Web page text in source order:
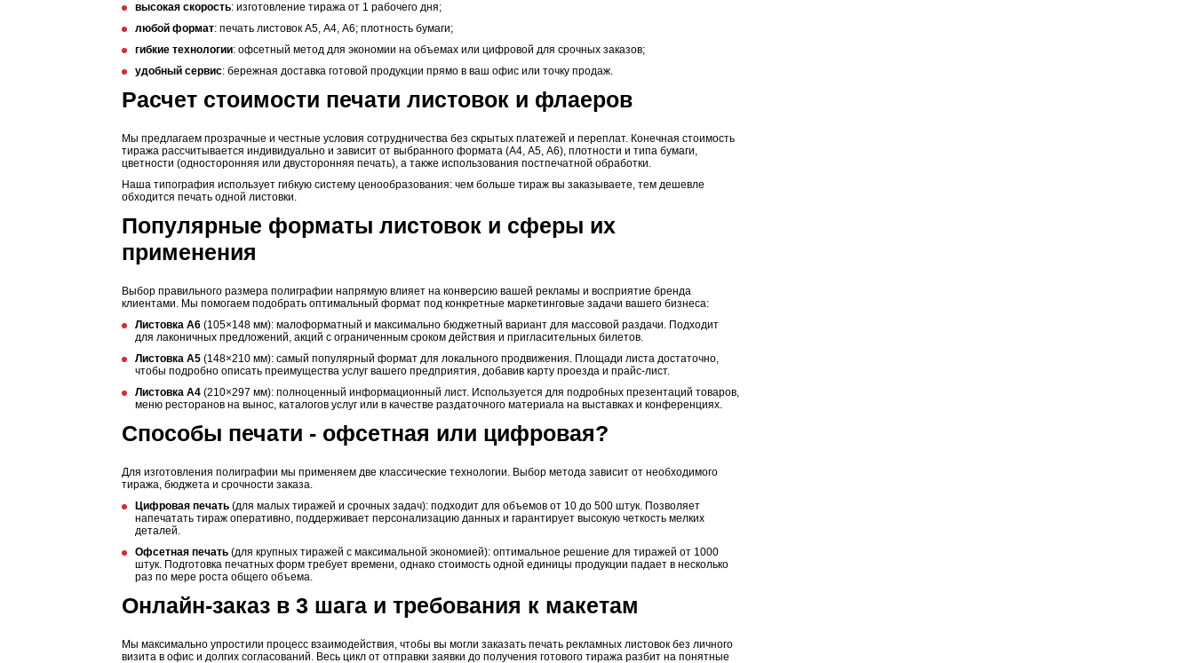
высокая скорость: изготовление тиража от 1 рабочего дня;
любой формат: печать листовок А5, А4, А6; плотность бумаги;
гибкие технологии: офсетный метод для экономии на объемах или цифровой для срочных заказов;
удобный сервис: бережная доставка готовой продукции прямо в ваш офис или точку продаж.
Расчет стоимости печати листовок и флаеров
Мы предлагаем прозрачные и честные условия сотрудничества без скрытых платежей и переплат. Конечная стоимость
тиража рассчитывается индивидуально и зависит от выбранного формата (А4, А5, А6), плотности и типа бумаги,
цветности (односторонняя или двусторонняя печать), а также использования постпечатной обработки.
Наша типография использует гибкую систему ценообразования: чем больше тираж вы заказываете, тем дешевле
обходится печать одной листовки.
Популярные форматы листовок и сферы их
применения
Выбор правильного размера полиграфии напрямую влияет на конверсию вашей рекламы и восприятие бренда
клиентами. Мы помогаем подобрать оптимальный формат под конкретные маркетинговые задачи вашего бизнеса:
Листовка А6 (105×148 мм): малоформатный и максимально бюджетный вариант для массовой раздачи. Подходит
для лаконичных предложений, акций с ограниченным сроком действия и пригласительных билетов.
Листовка А5 (148×210 мм): самый популярный формат для локального продвижения. Площади листа достаточно,
чтобы подробно описать преимущества услуг вашего предприятия, добавив карту проезда и прайс-лист.
Листовка А4 (210×297 мм): полноценный информационный лист. Используется для подробных презентаций товаров,
меню ресторанов на вынос, каталогов услуг или в качестве раздаточного материала на выставках и конференциях.
Способы печати - офсетная или цифровая?
Для изготовления полиграфии мы применяем две классические технологии. Выбор метода зависит от необходимого
тиража, бюджета и срочности заказа.
Цифровая печать (для малых тиражей и срочных задач): подходит для объемов от 10 до 500 штук. Позволяет
напечатать тираж оперативно, поддерживает персонализацию данных и гарантирует высокую четкость мелких
деталей.
Офсетная печать (для крупных тиражей с максимальной экономией): оптимальное решение для тиражей от 1000
штук. Подготовка печатных форм требует времени, однако стоимость одной единицы продукции падает в несколько
раз по мере роста общего объема.
Онлайн-заказ в 3 шага и требования к макетам
Мы максимально упростили процесс взаимодействия, чтобы вы могли заказать печать рекламных листовок без личного
визита в офис и долгих согласований. Весь цикл от отправки заявки до получения готового тиража разбит на понятные